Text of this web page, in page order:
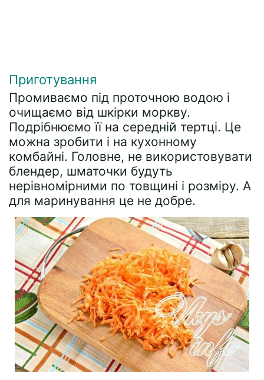
Приготування
Промиваємо під проточною водою і
очищаємо від шкірки моркву.
Подрібнюємо її на середній тертці. Це
можна зробити і на кухонному
комбайні. Головне, не використовувати
блендер, шматочки будуть
нерівномірними по товщині і розміру. А
для маринування це не добре.